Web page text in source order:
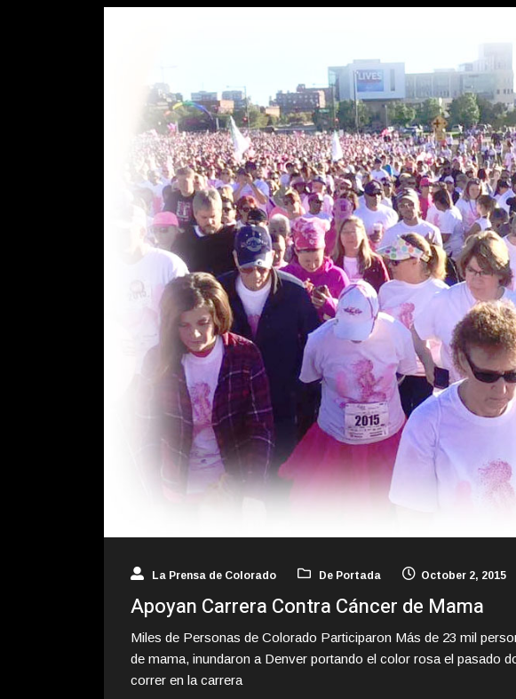
La Prensa de Colorado De Portada October 2, 2015
Apoyan Carrera Contra Cáncer de Mama
Miles de Personas de Colorado Participaron Más de 23 mil
de mama, inundaron a Denver portando el color rosa el pasado
correr en la carrera